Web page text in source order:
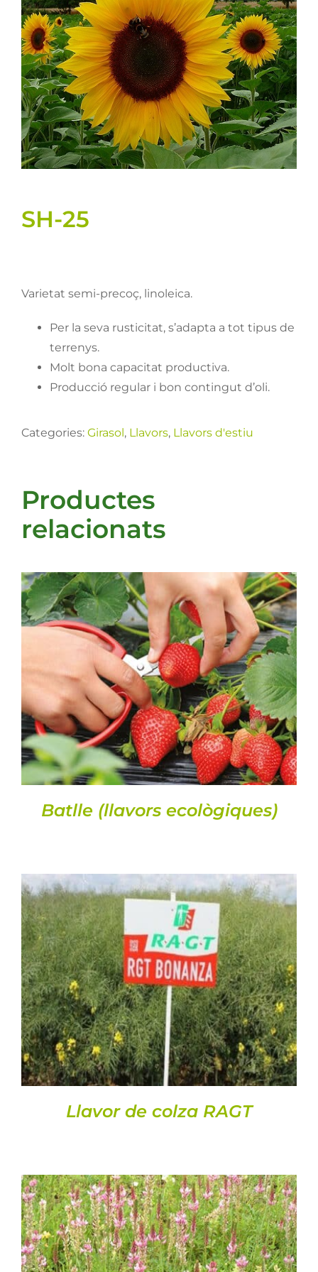
Llavors
Varis
Fitxes de producte
Cultius
SH-25
Varietat semi-precoç, linoleica.
Per la seva rusticitat, s’adapta a tot tipus de
terrenys.
Molt bona capacitat productiva.
Producció regular i bon contingut d’oli.
Categories: Girasol , Llavors, Llavors d'estiu
Productes
relacionats
DETALLS
Batlle (llavors ecològiques)
DETALLS
Llavor de colza RAGT